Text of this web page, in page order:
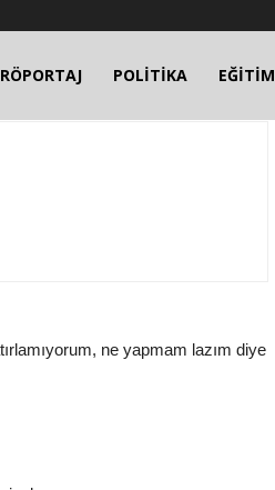
RÖPORTAJ POLİTİKA EĞİTİM
ne yapmam lazım diye